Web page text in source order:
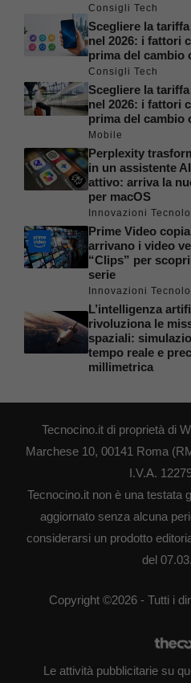
Consigli Tech
Scegliere la
nel 2026: i fattori
prima del cambio
Consigli Tech
Scegliere la
nel 2026: i fattori
prima del cambio
Mobile
Perplexity
in un assistente
attivo: arriva la
per macOS
Innovazioni
Prime Video
arrivano i video
“Clips” per
serie
Innovazioni
L’intelligenza
rivoluziona le
spaziali:
tempo reale e
millimetrica
Tecnocino.it di proprietà di
Marchese 10, 00141 Roma
I.V.A.
Tecnocino.it non è una testata
aggiornato senza alcuna
considerarsi un prodotto
del
Copyright ©2026 - Tutti i
Le attività pubblicitarie su